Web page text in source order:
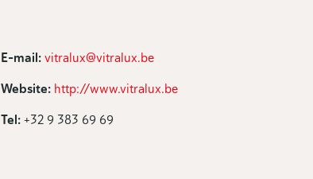
E-mail:vitralux@vitralux.be
Website: http://www.vitralux.be
Tel:+32 9 383 69 69